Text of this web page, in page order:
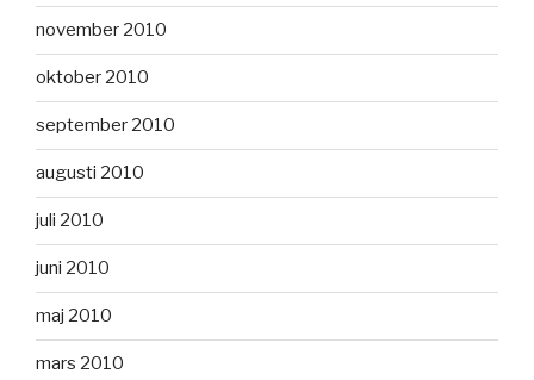
november 2010
oktober 2010
september 2010
augusti 2010
juli 2010
juni 2010
maj 2010
mars 2010